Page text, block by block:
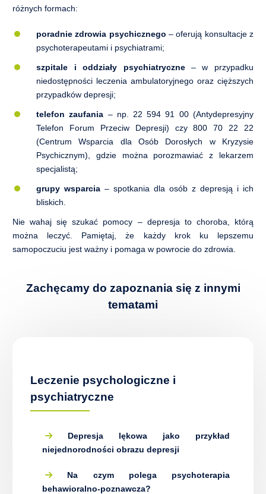
różnych formach:
poradnie zdrowia psychicznego – oferują konsultacje z
psychoterapeutami i psychiatrami;
szpitale i oddziały psychiatryczne– w przypadku
niedostępności leczenia ambulatoryjnego oraz cięższych
przypadków depresji;
telefon zaufania – np. 22 594 91 00 (Antydepresyjny
Telefon Forum Przeciw Depresji) czy 800 70 22 22
(Centrum Wsparcia dla Osób Dorosłych w Kryzysie
Psychicznym), gdzie można porozmawiać z lekarzem
specjalistą;
grupy wsparcia – spotkania dla osób z depresją i ich
bliskich.
Nie wahaj się szukać pomocy – depresja to choroba, którą
można leczyć. Pamiętaj, że każdy krok ku lepszemu
samopoczuciu jest ważny i pomaga w powrocie do zdrowia.
Zachęcamy do zapoznania się z innymi
tematami
Leczenie psychologiczne i
psychiatryczne
Depresja lękowa jako przykład
niejednorodności obrazu depresji
Na czym polega psychoterapia
behawioralno-poznawcza?